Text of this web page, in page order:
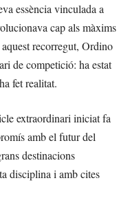
essència vinculada a
cap als màxims
recorregut, Ordino
de competició: ha estat
fet realitat.
extraordinari iniciat fa
amb el futur del
destinacions
disciplina i amb cites